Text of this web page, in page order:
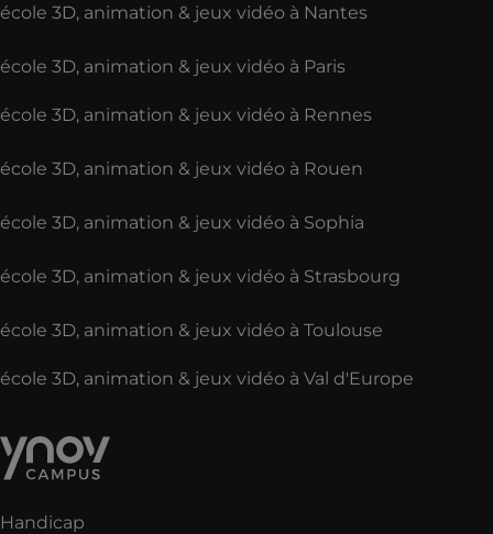
école 3D, animation & jeux vidéo à Nantes
école 3D, animation & jeux vidéo à Paris
école 3D, animation & jeux vidéo à Rennes
école 3D, animation & jeux vidéo à Rouen
école 3D, animation & jeux vidéo à Sophia
école 3D, animation & jeux vidéo à Strasbourg
école 3D, animation & jeux vidéo à Toulouse
école 3D, animation & jeux vidéo à Val d'Europe
Handicap